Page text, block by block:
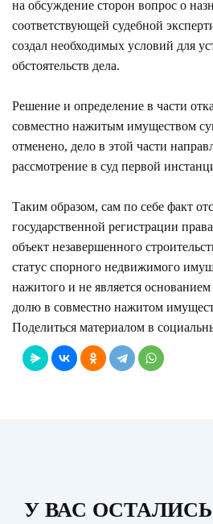
на обсуждение сторон вопрос о
соответствующей судебной
создал необходимых условий для
обстоятельств дела.
Решение и определение в части
совместно нажитым имуществом
отменено, дело в этой части
рассмотрение в суд первой
Таким образом, сам по себе факт
государственной регистрации
объект незавершенного
статус спорного недвижимого
нажитого и не является
долю в совместно нажитом
Поделиться материалом в
У ВАС ОСТАЛИСЬ